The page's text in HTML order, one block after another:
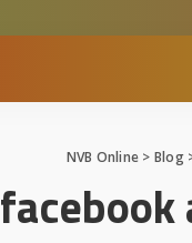
NVB Online > Blog
facebook